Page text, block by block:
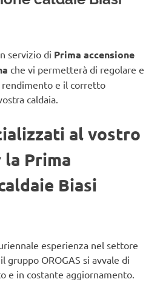
servizio di Prima accensione
che vi permetterà di regolare e
e il corretto
caldaia.
al vostro
Prima
Biasi
esperienza nel settore
gruppo OROGAS si avvale di
e in costante aggiornamento.